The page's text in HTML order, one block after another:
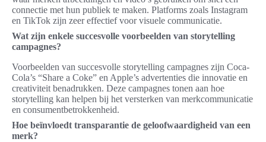
connectie met hun publiek te maken. Platforms zoals Instagram
en TikTok zijn zeer effectief voor visuele communicatie.
Wat zijn enkele succesvolle voorbeelden van storytelling
campagnes?
Voorbeelden van succesvolle storytelling campagnes zijn Coca-
Cola’s “Share a Coke” en Apple’s advertenties die innovatie en
creativiteit benadrukken. Deze campagnes tonen aan hoe
storytelling kan helpen bij het versterken van merkcommunicatie
en consumentbetrokkenheid.
Hoe beïnvloedt transparantie de geloofwaardigheid van een
merk?